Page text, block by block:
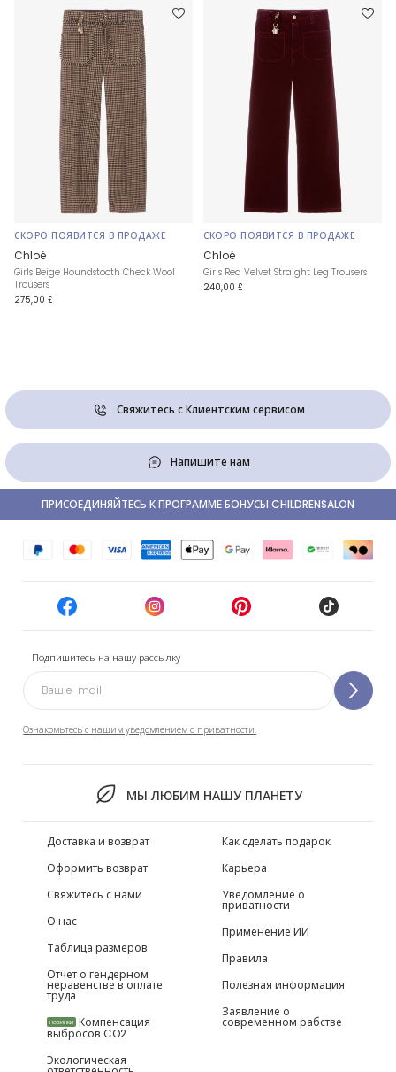
СКОРО ПОЯВИТСЯ В ПРОДАЖЕ
Chloé
Girls Beige Houndstooth Check Wool
Trousers
275,00 £
СКОРО ПОЯВИТСЯ В ПРОДАЖЕ
Chloé
Girls Red Velvet Straight Leg Trousers
240,00 £
Свяжитесь с Клиентским сервисом
Напишите нам
Подпишитесь на нашу рассылку
Ознакомьтесь с нашим уведомлением о приватности.
МЫ ЛЮБИМ НАШУ ПЛАНЕТУ
ПРИСОЕДИНЯЙТЕСЬ К ПРОГРАММЕ БОНУСЫ CHILDRENSALON
Доставка и возврат
Оформить возврат
Свяжитесь с нами
О нас
Таблица размеров
Отчет о гендерном
неравенстве в оплате
труда
НОВИНКИ Компенсация
выбросов CO2
Экологическая
Как сделать подарок
Карьера
Уведомление о
приватности
Применение ИИ
Правила
Полезная информация
Заявление о
современном рабстве